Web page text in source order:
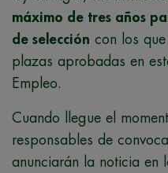
máximo de tres años
de selección con los
plazas aprobadas en
Empleo.
Cuando llegue el
responsables de
anunciarán la noticia en